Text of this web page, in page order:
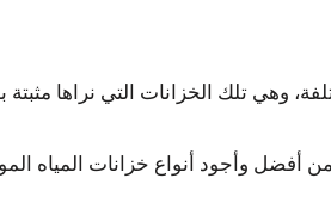
وهي تلك الخزانات التي نراها
وأجود أنواع خزانات المياه